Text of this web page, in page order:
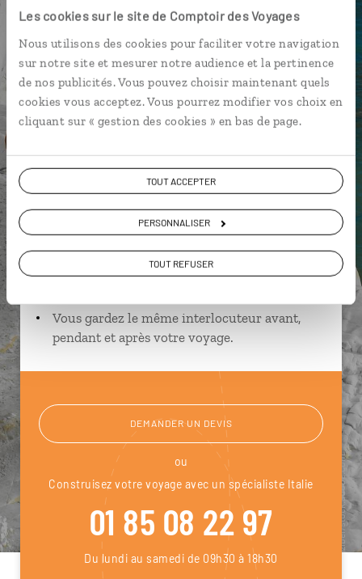
Les cookies sur le site de Comptoir des Voyages
Nous utilisons des cookies pour faciliter votre navigation
sur notre site et mesurer notre audience et la pertinence
de nos publicités. Vous pouvez choisir maintenant quels
cookies vous acceptez. Vous pourrez modifier vos choix en
cliquant sur « gestion des cookies » en bas de page.
TOUT ACCEPTER
PERSONNALISER
TOUT REFUSER
Federico,
spécialiste Italie
Lire son interview
spécialistes
près de vos envies et de la réalité du pays.
Échangez en face à face ou depuis nos studios
connectés en agence, mais aussi par email ou
Vous gardez le même interlocuteur avant,
pendant et après votre voyage.
DEMANDER UN DEVIS
ou
Construisez votre voyage avec un spécialiste Italie
01 85 08 22 97
Du lundi au samedi de 09h30 à 18h30